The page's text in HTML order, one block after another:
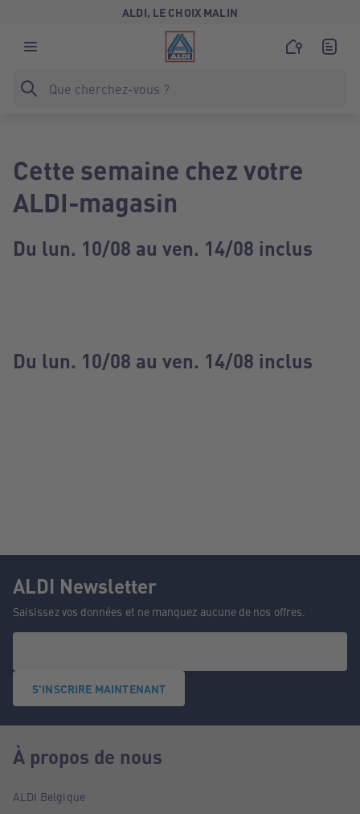
ALDI, LE CHOIX MALIN
Cette semaine chez votre
ALDI-magasin
Du lun. 10/08 au ven. 14/08 inclus
Du lun. 10/08 au ven. 14/08 inclus
ALDI Newsletter
Saisissez vos données et ne manquez aucune de nos offres.
S'INSCRIRE MAINTENANT
À propos de nous
ALDI Belgique